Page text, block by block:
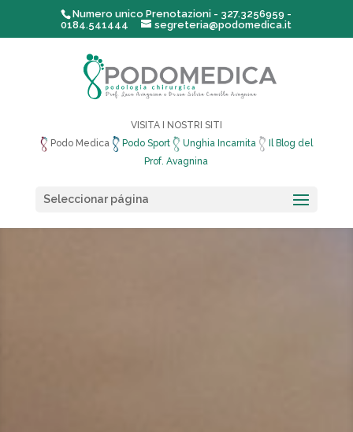
Numero unico Prenotazioni - 327.3256959 -
0184.541444
segreteria@podomedica.it
VISITA I NOSTRI SITI
Podo Medica
Podo Sport Unghia Incarnita
Il Blog del
Prof. Avagnina
Seleccionar página